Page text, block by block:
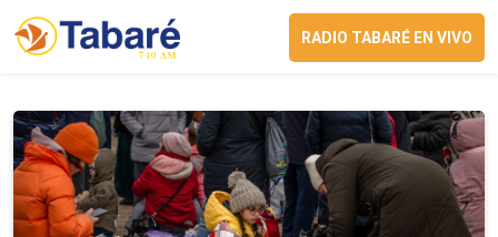
RADIO TABARÉ EN VIVO